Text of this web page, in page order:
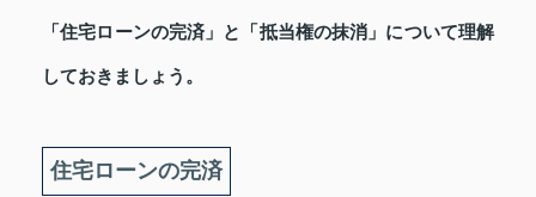
「住宅ローンの完済」と「抵当権の抹消」について理解
しておきましょう。
住宅ローンの完済